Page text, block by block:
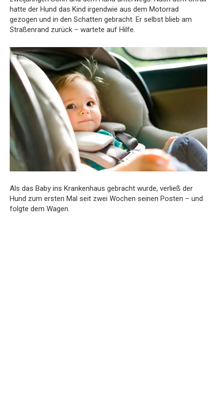
hatte der Hund das Kind irgendwie aus dem Motorrad
gezogen und in den Schatten gebracht. Er selbst blieb am
Straßenrand zurück – wartete auf Hilfe.
Als das Baby ins Krankenhaus gebracht wurde, verließ der
Hund zum ersten Mal seit zwei Wochen seinen Posten – und
folgte dem Wagen.